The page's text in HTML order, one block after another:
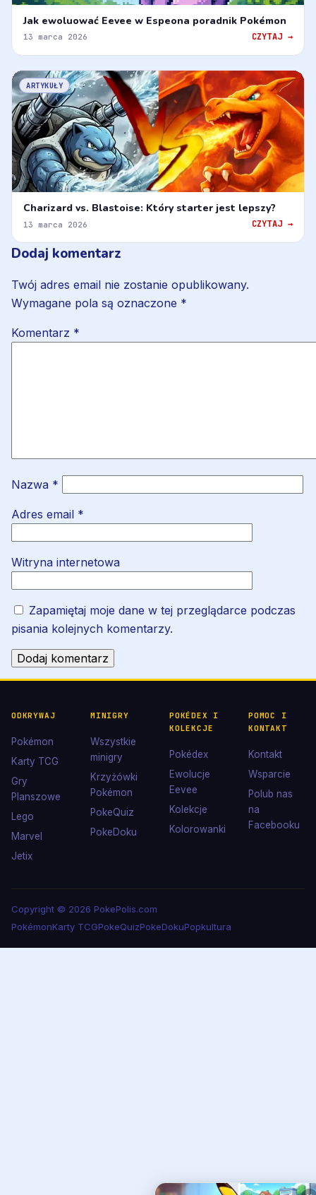
Jak ewoluować Eevee w Espeona poradnik Pokémon
13 marca 2026 CZYTAJ →
ARTYKUŁY
Charizard vs. Blastoise: Który starter jest lepszy?
13 marca 2026 CZYTAJ →
Dodaj komentarz
Twój adres email nie zostanie opublikowany.
Wymagane pola są oznaczone *
Komentarz *
Nazwa *
Adres email *
Witryna internetowa
Zapamiętaj moje dane w tej przeglądarce podczas
pisania kolejnych komentarzy.
ODKRYWAJ
Pokémon
Karty TCG
Gry
Planszowe
Lego
Marvel
Jetix
MINIGRY
Wszystkie
minigry
Krzyżówki
Pokémon
PokeQuiz
PokeDoku
POKÉDEX I
KOLEKCJE
Pokédex
Ewolucje
Eevee
Kolekcje
Kolorowanki
POMOC I
KONTAKT
Kontakt
Wsparcie
Polub nas
na
Facebooku
Copyright © 2026 PokePolis.com
PokémonKarty TCGPokeQuizPokeDokuPopkultura